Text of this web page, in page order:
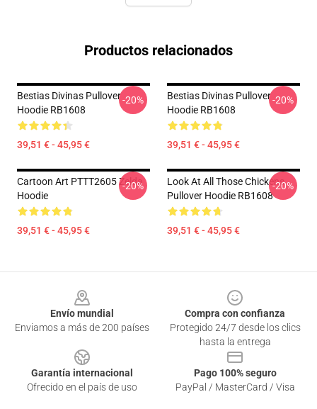
Productos relacionados
Bestias Divinas Pullover
Hoodie RB1608
39,51 € - 45,95 €
-20%
Bestias Divinas Pullover
Hoodie RB1608
39,51 € - 45,95 €
-20%
Cartoon Art PTTT2605 Zelda
Hoodie
39,51 € - 45,95 €
-20%
Look At All Those Chickens
Pullover Hoodie RB1608
39,51 € - 45,95 €
-20%
Envío mundial
Enviamos a más de 200 países
Compra con confianza
Protegido 24/7 desde los clics
hasta la entrega
Garantía internacional
Ofrecido en el país de uso
Pago 100% seguro
PayPal / MasterCard / Visa